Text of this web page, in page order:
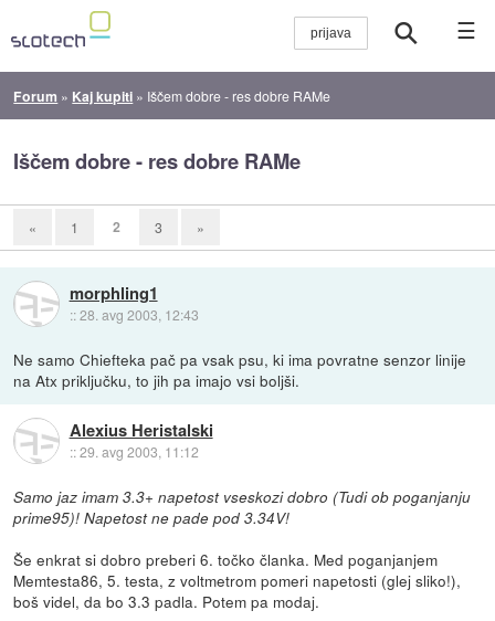
☰
Forum » Kaj kupiti » Iščem dobre - res dobre RAMe
Iščem dobre - res dobre RAMe
« 1 2 3 »
morphling1
::28. avg 2003, 12:43
Ne samo Chiefteka pač pa vsak psu, ki ima povratne senzor linije
na Atx priključku, to jih pa imajo vsi boljši.
Alexius Heristalski
::29. avg 2003, 11:12
Samo jaz imam 3.3+ napetost vseskozi dobro (Tudi ob poganjanju
prime95)! Napetost ne pade pod 3.34V!
Še enkrat si dobro preberi 6. točko članka. Med poganjanjem
Memtesta86, 5. testa, z voltmetrom pomeri napetosti (glej sliko!),
boš videl, da bo 3.3 padla. Potem pa modaj.